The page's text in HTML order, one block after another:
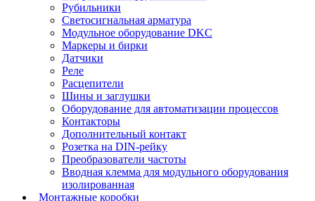
Рубильники
Светосигнальная арматура
Модульное оборудование DKC
Маркеры и бирки
Датчики
Реле
Расцепители
Шины и заглушки
Оборудование для автоматизации процессов
Контакторы
Дополнительный контакт
Розетка на DIN-рейку
Преобразователи частоты
Вводная клемма для модульного оборудования
изолированная
Монтажные коробки